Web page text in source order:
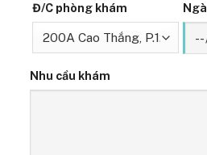
Đ/C phòng khám
Nhu cầu khám